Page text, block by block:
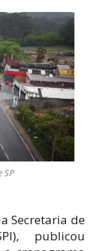
SP
Secretaria de
publicou